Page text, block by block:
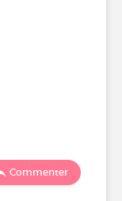
Commenter